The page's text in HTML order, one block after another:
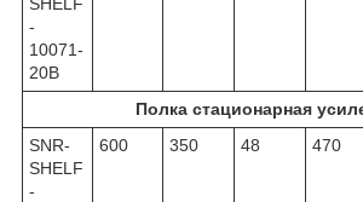
-
10071-
20B
Полка стационарная
SNR-
SHELF
-
600 350 48 470